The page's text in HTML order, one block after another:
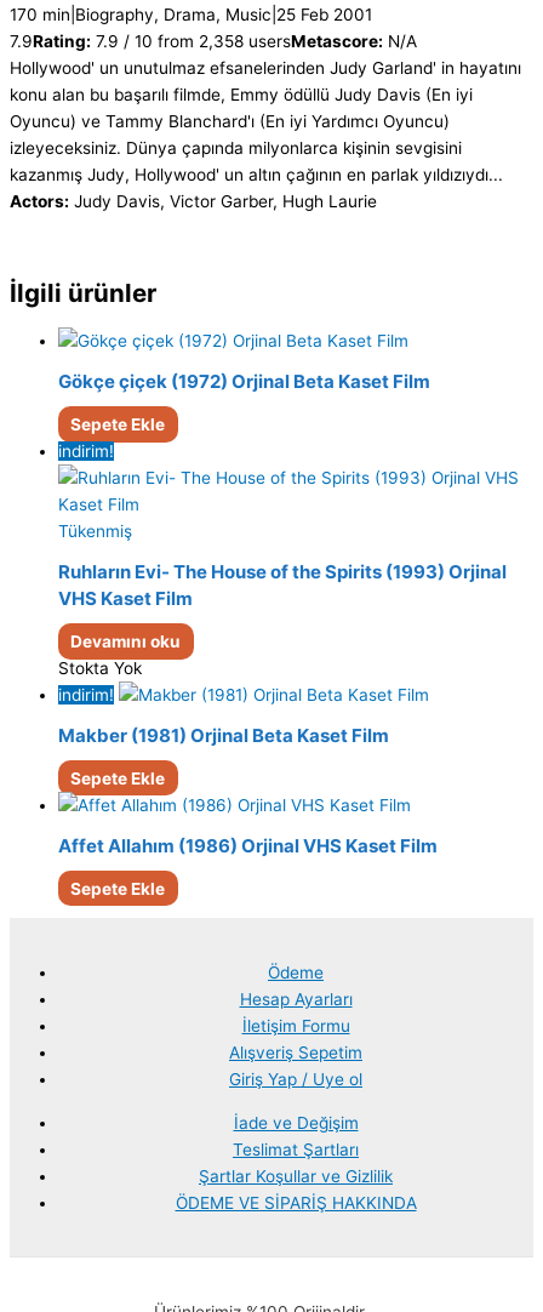
170 min Biography, Drama, Music 25 Feb 2001
7.9Rating: 7.9 / 10 from 2,358 usersMetascore: N/A
Hollywood' un unutulmaz efsanelerinden Judy Garland' in hayatını
konu alan bu başarılı filmde, Emmy ödüllü Judy Davis (En iyi
Oyuncu) ve Tammy Blanchard'ı (En iyi Yardımcı Oyuncu)
izleyeceksiniz. Dünya çapında milyonlarca kişinin sevgisini
kazanmış Judy, Hollywood' un altın çağının en parlak yıldızıydı...
Actors: Judy Davis, Victor Garber, Hugh Laurie
İlgili ürünler
Gökçe çiçek (1972) Orjinal Beta Kaset Film
Sepete Ekle
indirim!
Tükenmiş
Ruhların Evi- The House of the Spirits (1993) Orjinal
VHS Kaset Film
Devamını oku
Stokta Yok
indirim!
Makber (1981) Orjinal Beta Kaset Film
Sepete Ekle
Affet Allahım (1986) Orjinal VHS Kaset Film
Sepete Ekle
Ödeme
Hesap Ayarları
İletişim Formu
Alışveriş Sepetim
Giriş Yap / Uye ol
İade ve Değişim
Teslimat Şartları
Şartlar Koşullar ve Gizlilik
ÖDEME VE SİPARİŞ HAKKINDA